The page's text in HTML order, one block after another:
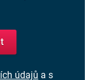
je geniální kus
úložného
údajů a s